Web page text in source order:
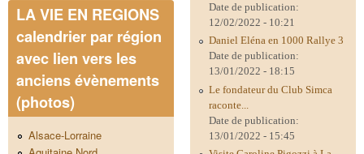
LA VIE EN REGIONS
calendrier par région
avec lien vers les
anciens évènements
(photos)
Alsace-Lorraine
Date de publication:
12/02/2022 - 10:21
Daniel Eléna en 1000 Rallye 3
Date de publication:
13/01/2022 - 18:15
Le fondateur du Club Simca
raconte...
Date de publication:
13/01/2022 - 15:45